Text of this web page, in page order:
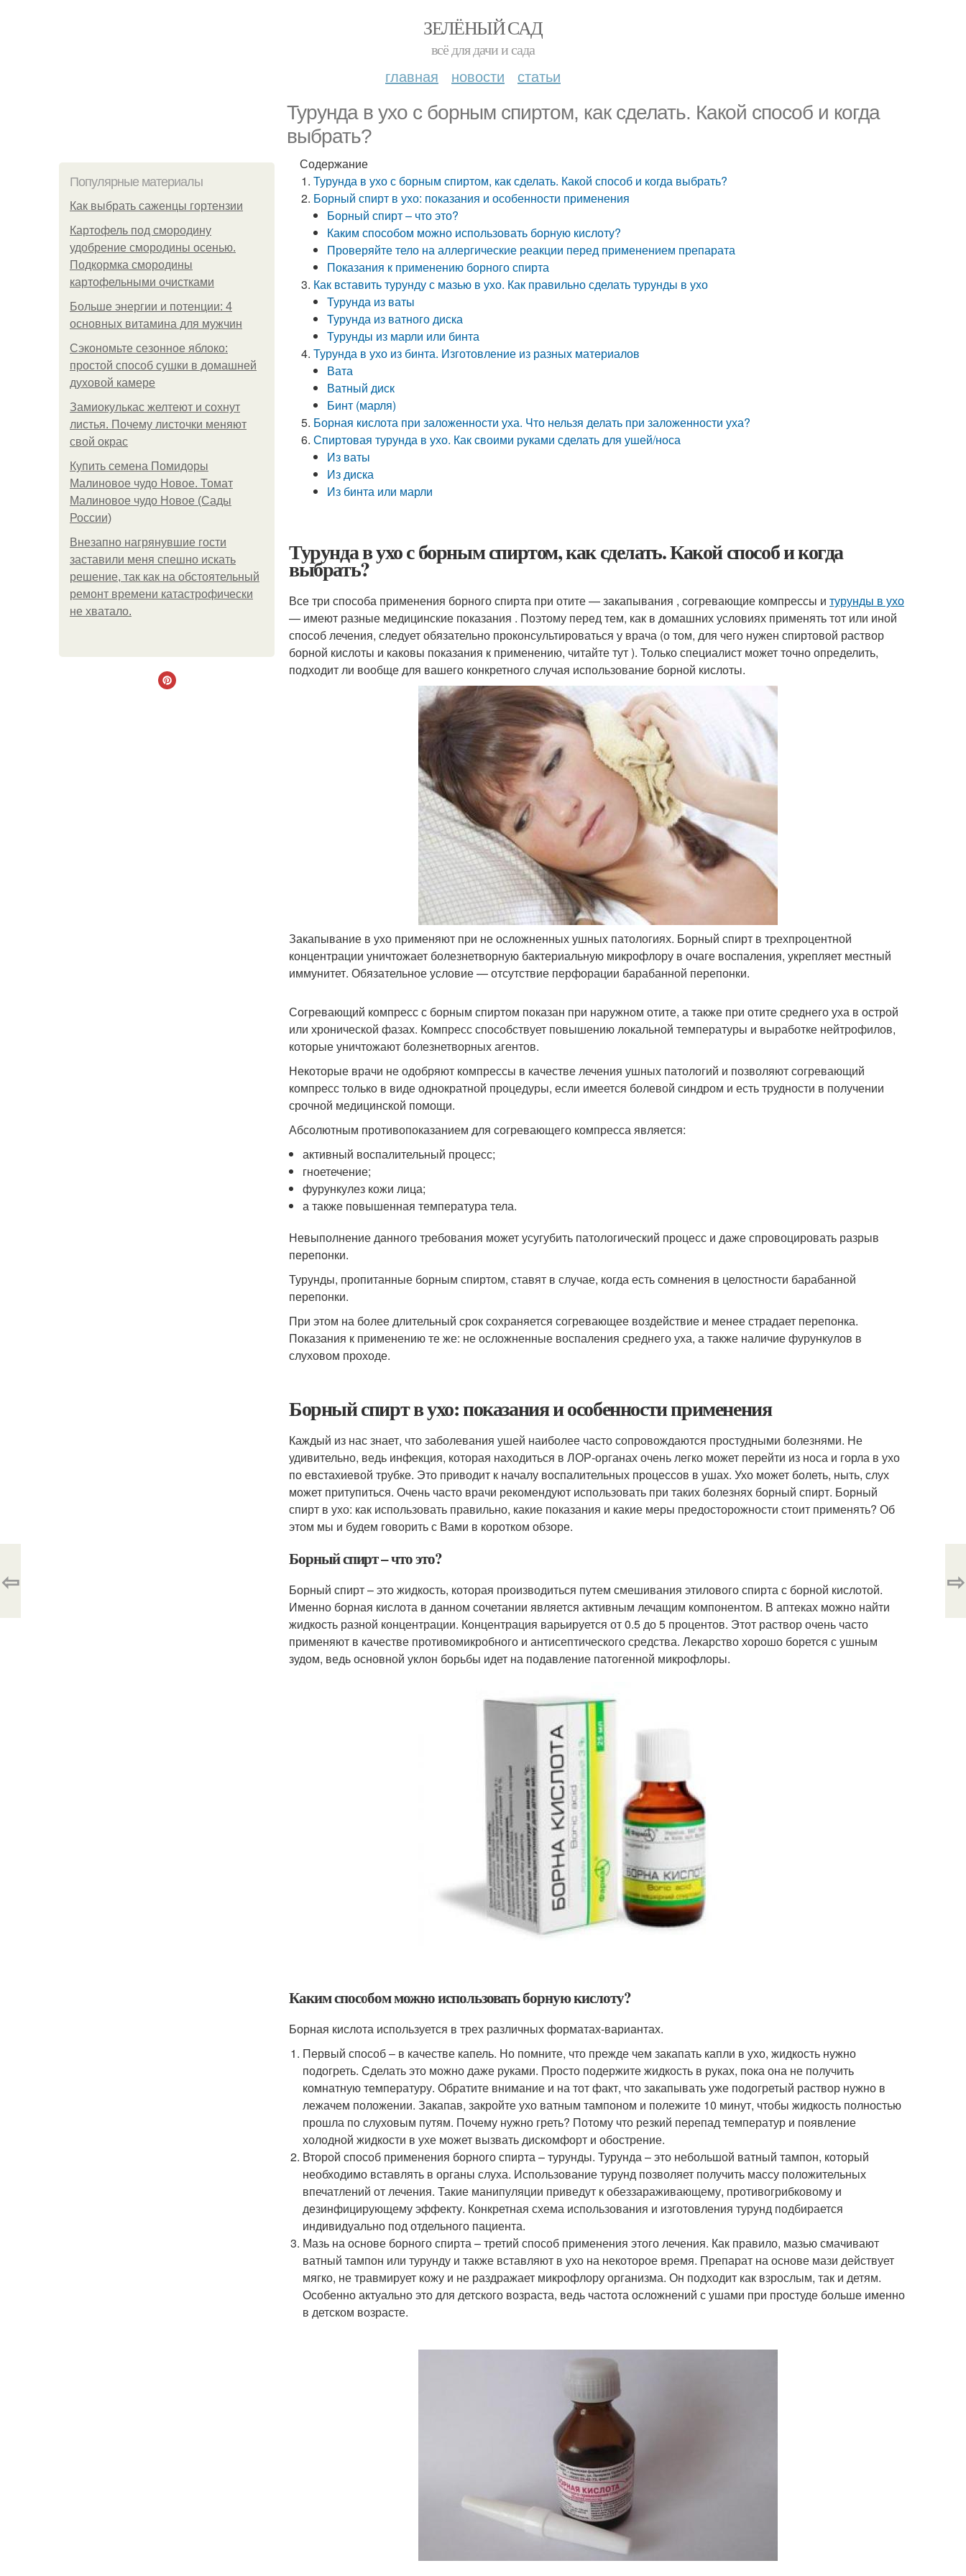
ЗЕЛЁНЫЙ САД
всё для дачи и сада
главная новости статьи
Турунда в ухо с борным спиртом, как сделать. Какой способ и когда
выбрать?
Популярные материалы
Как выбрать саженцы гортензии
Картофель под смородину
удобрение смородины осенью.
Подкормка смородины
картофельными очистками
Больше энергии и потенции: 4
основных витамина для мужчин
Сэкономьте сезонное яблоко:
простой способ сушки в домашней
духовой камере
Замиокулькас желтеют и сохнут
листья. Почему листочки меняют
свой окрас
Купить семена Помидоры
Малиновое чудо Новое. Томат
Малиновое чудо Новое (Сады
России)
Внезапно нагрянувшие гости
заставили меня спешно искать
решение, так как на обстоятельный
ремонт времени катастрофически
не хватало.
Содержание
Турунда в ухо с борным спиртом, как сделать. Какой способ и когда выбрать?
Борный спирт в ухо: показания и особенности применения
Борный спирт – что это?
Каким способом можно использовать борную кислоту?
Проверяйте тело на аллергические реакции перед применением препарата
Показания к применению борного спирта
Как вставить турунду с мазью в ухо. Как правильно сделать турунды в ухо
Турунда из ваты
Турунда из ватного диска
Турунды из марли или бинта
Турунда в ухо из бинта. Изготовление из разных материалов
Вата
Ватный диск
Бинт (марля)
Борная кислота при заложенности уха. Что нельзя делать при заложенности уха?
Спиртовая турунда в ухо. Как своими руками сделать для ушей/носа
Из ваты
Из диска
Из бинта или марли
Турунда в ухо с борным спиртом, как сделать. Какой способ и когда
выбрать?
Все три способа применения борного спирта при отите — закапывания , согревающие компрессы и турунды в ухо
— имеют разные медицинские показания . Поэтому перед тем, как в домашних условиях применять тот или иной
способ лечения, следует обязательно проконсультироваться у врача (о том, для чего нужен спиртовой раствор
борной кислоты и каковы показания к применению, читайте тут ). Только специалист может точно определить,
подходит ли вообще для вашего конкретного случая использование борной кислоты.
Закапывание в ухо применяют при не осложненных ушных патологиях. Борный спирт в трехпроцентной
концентрации уничтожает болезнетворную бактериальную микрофлору в очаге воспаления, укрепляет местный
иммунитет. Обязательное условие — отсутствие перфорации барабанной перепонки.
Согревающий компресс с борным спиртом показан при наружном отите, а также при отите среднего уха в острой
или хронической фазах. Компресс способствует повышению локальной температуры и выработке нейтрофилов,
которые уничтожают болезнетворных агентов.
Некоторые врачи не одобряют компрессы в качестве лечения ушных патологий и позволяют согревающий
компресс только в виде однократной процедуры, если имеется болевой синдром и есть трудности в получении
срочной медицинской помощи.
Абсолютным противопоказанием для согревающего компресса является:
активный воспалительный процесс;
гноетечение;
фурункулез кожи лица;
а также повышенная температура тела.
Невыполнение данного требования может усугубить патологический процесс и даже спровоцировать разрыв
перепонки.
Турунды, пропитанные борным спиртом, ставят в случае, когда есть сомнения в целостности барабанной
перепонки.
При этом на более длительный срок сохраняется согревающее воздействие и менее страдает перепонка.
Показания к применению те же: не осложненные воспаления среднего уха, а также наличие фурункулов в
слуховом проходе.
Борный спирт в ухо: показания и особенности применения
Каждый из нас знает, что заболевания ушей наиболее часто сопровождаются простудными болезнями. Не
удивительно, ведь инфекция, которая находиться в ЛОР-органах очень легко может перейти из носа и горла в ухо
по евстахиевой трубке. Это приводит к началу воспалительных процессов в ушах. Ухо может болеть, ныть, слух
может притупиться. Очень часто врачи рекомендуют использовать при таких болезнях борный спирт. Борный
спирт в ухо: как использовать правильно, какие показания и какие меры предосторожности стоит применять? Об
этом мы и будем говорить с Вами в коротком обзоре.
Борный спирт – что это?
Борный спирт – это жидкость, которая производиться путем смешивания этилового спирта с борной кислотой.
Именно борная кислота в данном сочетании является активным лечащим компонентом. В аптеках можно найти
жидкость разной концентрации. Концентрация варьируется от 0.5 до 5 процентов. Этот раствор очень часто
применяют в качестве противомикробного и антисептического средства. Лекарство хорошо борется с ушным
зудом, ведь основной уклон борьбы идет на подавление патогенной микрофлоры.
Каким способом можно использовать борную кислоту?
Борная кислота используется в трех различных форматах-вариантах.
Первый способ – в качестве капель. Но помните, что прежде чем закапать капли в ухо, жидкость нужно
подогреть. Сделать это можно даже руками. Просто подержите жидкость в руках, пока она не получить
комнатную температуру. Обратите внимание и на тот факт, что закапывать уже подогретый раствор нужно в
лежачем положении. Закапав, закройте ухо ватным тампоном и полежите 10 минут, чтобы жидкость полностью
прошла по слуховым путям. Почему нужно греть? Потому что резкий перепад температур и появление
холодной жидкости в ухе может вызвать дискомфорт и обострение.
Второй способ применения борного спирта – турунды. Турунда – это небольшой ватный тампон, который
необходимо вставлять в органы слуха. Использование турунд позволяет получить массу положительных
впечатлений от лечения. Такие манипуляции приведут к обеззараживающему, противогрибковому и
дезинфицирующему эффекту. Конкретная схема использования и изготовления турунд подбирается
индивидуально под отдельного пациента.
Мазь на основе борного спирта – третий способ применения этого лечения. Как правило, мазью смачивают
ватный тампон или турунду и также вставляют в ухо на некоторое время. Препарат на основе мази действует
мягко, не травмирует кожу и не раздражает микрофлору организма. Он подходит как взрослым, так и детям.
Особенно актуально это для детского возраста, ведь частота осложнений с ушами при простуде больше именно
в детском возрасте.
⇦ ⇨